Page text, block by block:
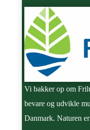
Vi bakker op om
bevare og udvikle
Danmark. Naturen